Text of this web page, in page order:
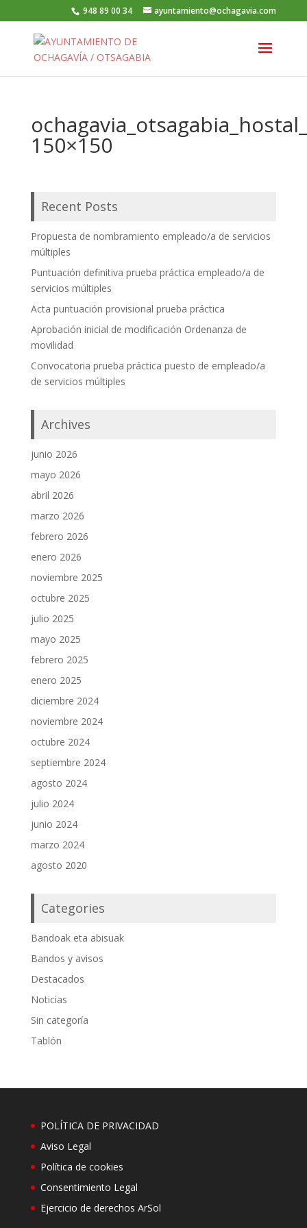
948 89 00 34 ayuntamiento@ochagavia.com
150×150
Recent Posts
Propuesta de nombramiento empleado/a de servicios
múltiples
Puntuación definitiva prueba práctica empleado/a de
servicios múltiples
Acta puntuación provisional prueba práctica
Aprobación inicial de modificación Ordenanza de
movilidad
Convocatoria prueba práctica puesto de empleado/a
de servicios múltiples
Archives
junio 2026
mayo 2026
abril 2026
marzo 2026
febrero 2026
enero 2026
noviembre 2025
octubre 2025
julio 2025
mayo 2025
febrero 2025
enero 2025
diciembre 2024
noviembre 2024
octubre 2024
septiembre 2024
agosto 2024
julio 2024
junio 2024
marzo 2024
agosto 2020
Categories
Bandoak eta abisuak
Bandos y avisos
Destacados
Noticias
Sin categoría
Tablón
POLÍTICA DE PRIVACIDAD
Aviso Legal
Política de cookies
Consentimiento Legal
Ejercicio de derechos ArSol